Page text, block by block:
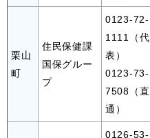
栗山
町
住民保健課
国保グルー
プ
0123-72-
1111（代
表）
0123-73-
7508（直
通）
0126-53-